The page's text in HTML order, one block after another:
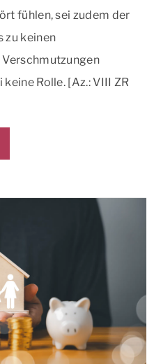
fühlen, sei zudem der
zu keinen
Rolle. [Az.: VIII ZR